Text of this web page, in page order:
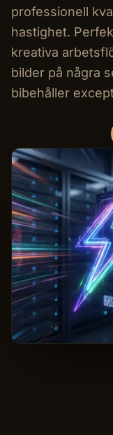
professionell
hastighet.
kreativa
bilder på några
bibehåller